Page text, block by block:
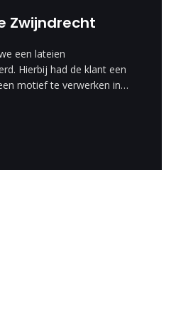
Zwijndrecht
een lateien
Hierbij had de klant een
motief te verwerken in
mooi resultaat